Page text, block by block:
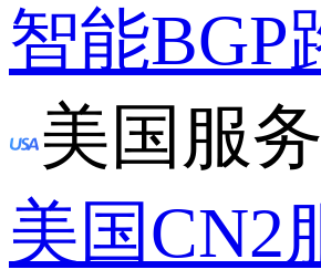
智能BGP
美国服
美国CN2